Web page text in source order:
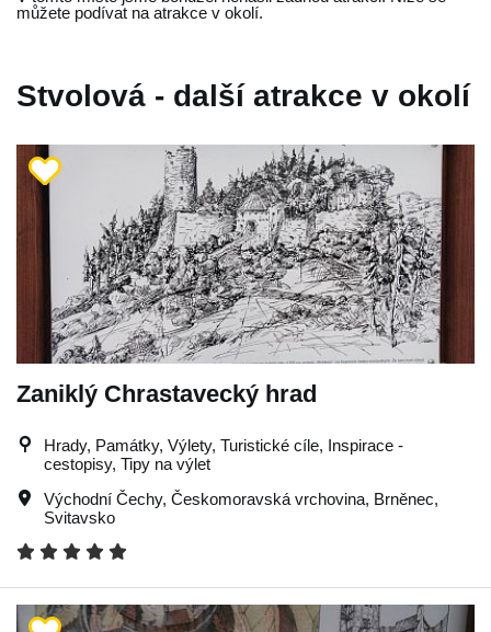
můžete podívat na atrakce v okolí.
Stvolová - další atrakce v okolí
Zaniklý Chrastavecký hrad
Hrady, Památky, Výlety, Turistické cíle, Inspirace -
cestopisy, Tipy na výlet
Východní Čechy, Českomoravská vrchovina, Brněnec,
Svitavsko